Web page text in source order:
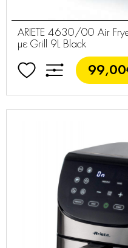
ARIETE 4630/00 Air
με Grill 9L Black